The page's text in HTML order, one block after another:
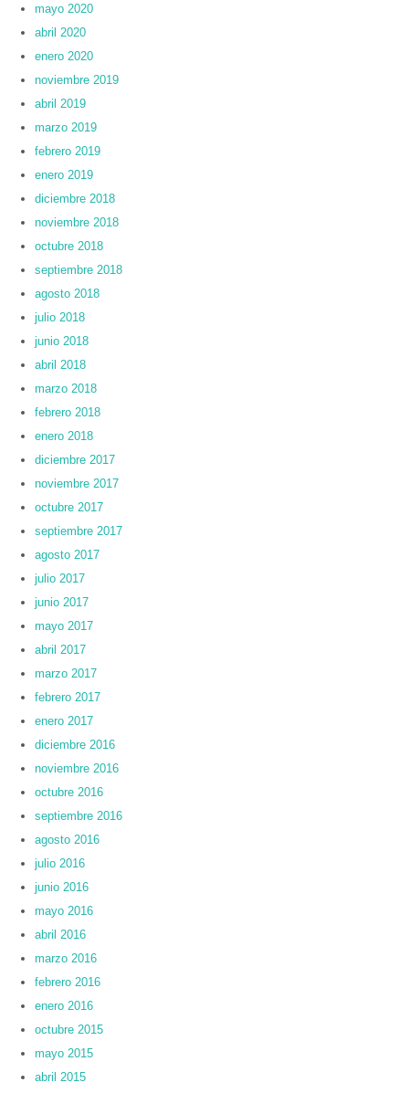
mayo 2020
abril 2020
enero 2020
noviembre 2019
abril 2019
marzo 2019
febrero 2019
enero 2019
diciembre 2018
noviembre 2018
octubre 2018
septiembre 2018
agosto 2018
julio 2018
junio 2018
abril 2018
marzo 2018
febrero 2018
enero 2018
diciembre 2017
noviembre 2017
octubre 2017
septiembre 2017
agosto 2017
julio 2017
junio 2017
mayo 2017
abril 2017
marzo 2017
febrero 2017
enero 2017
diciembre 2016
noviembre 2016
octubre 2016
septiembre 2016
agosto 2016
julio 2016
junio 2016
mayo 2016
abril 2016
marzo 2016
febrero 2016
enero 2016
octubre 2015
mayo 2015
abril 2015